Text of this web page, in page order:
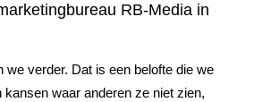
RB-Media in
we verder. Dat is een belofte die we
waar anderen ze niet zien,